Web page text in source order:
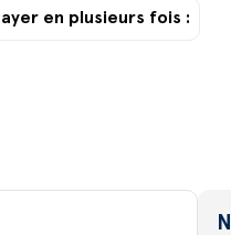
en plusieurs fois :